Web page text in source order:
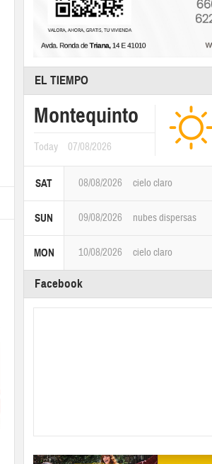
EL TIEMPO
Montequinto
Today 07/08/2026
SAT 08/08/2026 cielo claro
SUN 09/08/2026 nubes dispersas
MON 10/08/2026 cielo claro
Facebook